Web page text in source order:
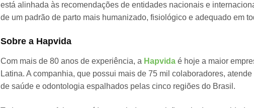
está alinhada às recomendações de entidades nacionais e
de um padrão de parto mais humanizado, fisiológico e adequado em
Sobre a Hapvida
Com mais de 80 anos de experiência, a Hapvida é hoje a maior
Latina. A companhia, que possui mais de 75 mil colaboradores,
de saúde e odontologia espalhados pelas cinco regiões do Brasil.